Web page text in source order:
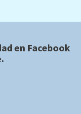
en Facebook